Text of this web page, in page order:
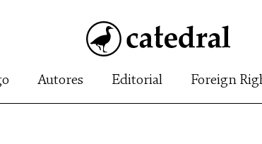
Autores Editorial Foreign